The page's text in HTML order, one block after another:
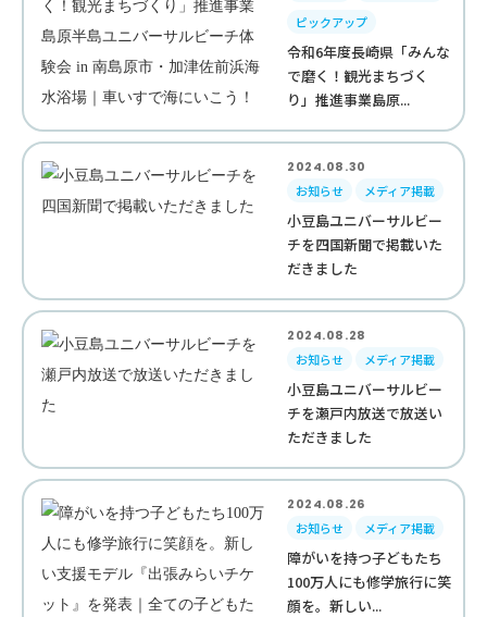
ピックアップ
令和6年度長崎県「みんな
で磨く！観光まちづく
り」推進事業島原...
2024.08.30
お知らせ
メディア掲載
小豆島ユニバーサルビー
チを四国新聞で掲載いた
だきました
2024.08.28
お知らせ
メディア掲載
小豆島ユニバーサルビー
チを瀬戸内放送で放送い
ただきました
2024.08.26
お知らせ
メディア掲載
障がいを持つ子どもたち
100万人にも修学旅行に笑
顔を。新しい...